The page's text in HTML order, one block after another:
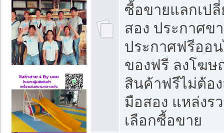
ซื้อขายแลกเป
สอง ประกาศข
ประกาศฟรีออ
ของฟรี ลงโฆ
สินค้าฟรีไม่ต้อ
มือสอง แหล่งร
เลือกซื้อขาย